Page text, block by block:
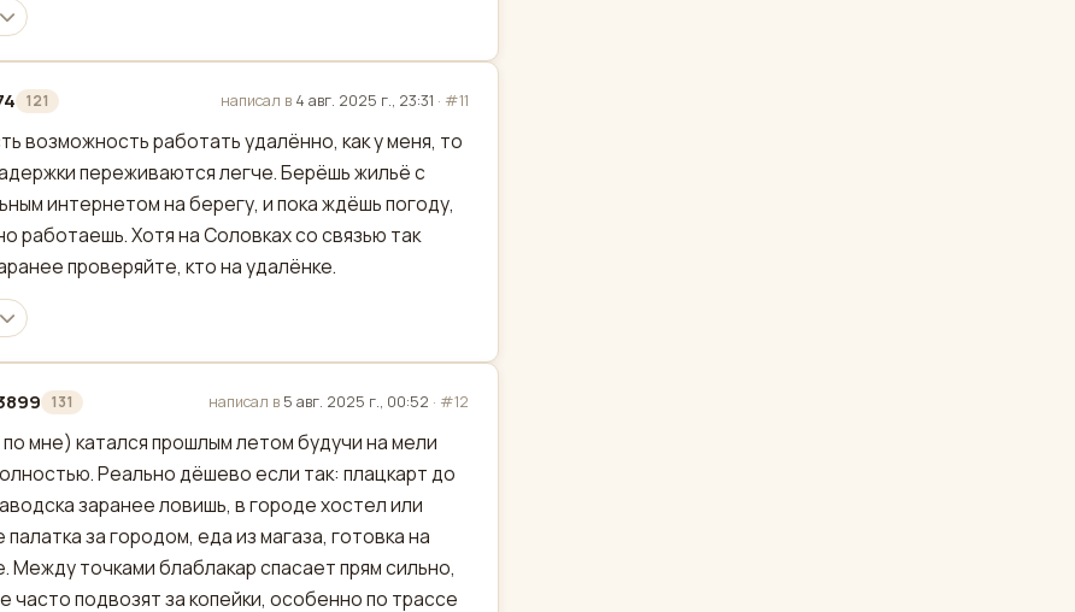
121 написал в 4 авг. 2025 г., 23:31 · #11
возможность работать удалённо, как у меня, то
переживаются легче. Берёшь жильё с
интернетом на берегу, и пока ждёшь погоду,
работаешь. Хотя на Соловках со связью так
проверяйте, кто на удалёнке.
131 написал в 5 авг. 2025 г., 00:52 · #12
мне) катался прошлым летом будучи на мели
Реально дёшево если так: плацкарт до
заранее ловишь, в городе хостел или
за городом, еда из магаза, готовка на
Между точками блаблакар спасает прям сильно,
часто подвозят за копейки, особенно по трассе